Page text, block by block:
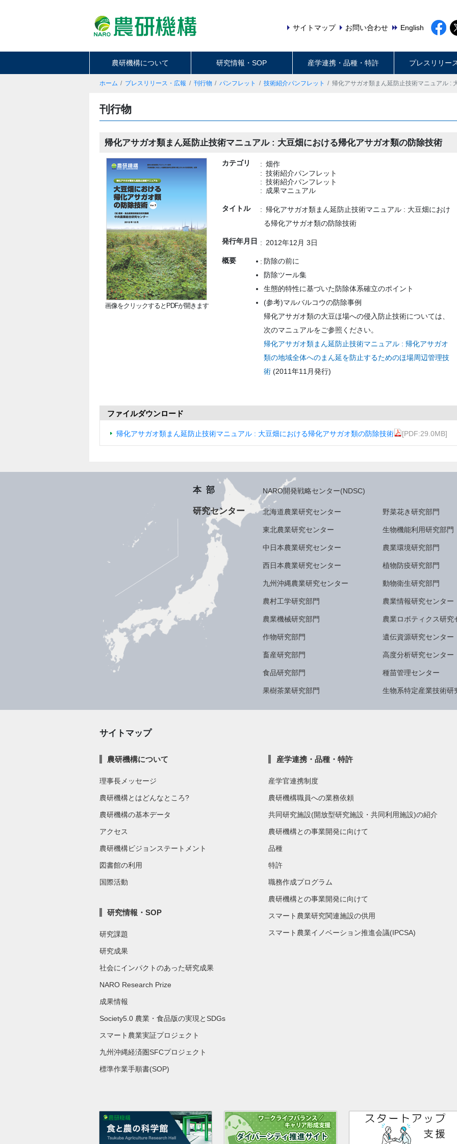
サイトマップ お問い合わせ English
農研機構について 研究情報・SOP 産学連携・品種・特許 プレスリリー
ホーム プレスリリース・広報 刊行物 パンフレット 技術紹介パンフレット 帰化アサガオ類まん延防止技術マニュアル :
刊行物
帰化アサガオ類まん延防止技術マニュアル : 大豆畑における帰化アサガオ類の防除技術
画像をクリックするとPDFが開きます
カテゴリ
畑作
技術紹介パンフレット
技術紹介パンフレット
成果マニュアル
タイトル
帰化アサガオ類まん延防止技術マニュアル : 大豆畑におけ
る帰化アサガオ類の防除技術
発行年月日 2012年12月 3日
概要
防除の前に
防除ツール集
生態的特性に基づいた防除体系確立のポイント
(参考)マルバルコウの防除事例
帰化アサガオ類の大豆ほ場への侵入防止技術については、
次のマニュアルをご参照ください。
帰化アサガオ類まん延防止技術マニュアル : 帰化アサガオ
類の地域全体へのまん延を防止するためのほ場周辺管理技
術 (2011年11月発行)
ファイルダウンロード
帰化アサガオ類まん延防止技術マニュアル : 大豆畑における帰化アサガオ類の防除技術 [PDF:29.0MB]
本部 NARO開発戦略センター(NDSC)
研究センター 北海道農業研究センター
東北農業研究センター
中日本農業研究センター
西日本農業研究センター
九州沖縄農業研究センター
農村工学研究部門
農業機械研究部門
作物研究部門
畜産研究部門
食品研究部門
果樹茶業研究部門
野菜花き研究部門
生物機能利用研究部門
農業環境研究部門
植物防疫研究部門
動物衛生研究部門
農業情報研究センター
農業ロボティクス研究
遺伝資源研究センター
高度分析研究センター
種苗管理センター
生物系特定産業技術研
サイトマップ
農研機構について
理事長メッセージ
農研機構とはどんなところ?
農研機構の基本データ
アクセス
農研機構ビジョンステートメント
図書館の利用
国際活動
研究情報・SOP
研究課題
研究成果
社会にインパクトのあった研究成果
NARO Research Prize
成果情報
Society5.0 農業・食品版の実現とSDGs
スマート農業実証プロジェクト
九州沖縄経済圏SFCプロジェクト
標準作業手順書(SOP)
産学連携・品種・特許
産学官連携制度
農研機構職員への業務依頼
共同研究施設(開放型研究施設・共同利用施設)の紹介
農研機構との事業開発に向けて
品種
特許
職務作成プログラム
農研機構との事業開発に向けて
スマート農業研究関連施設の供用
スマート農業イノベーション推進会議(IPCSA)